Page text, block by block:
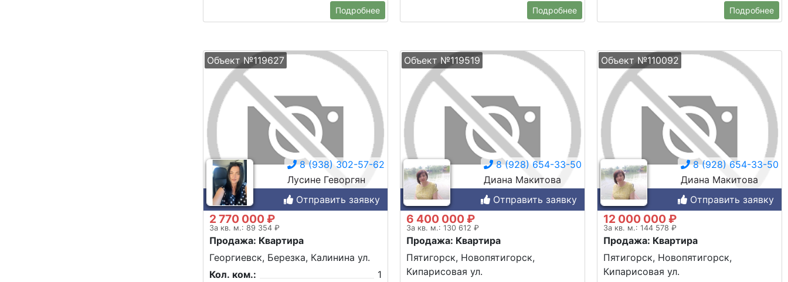
Подробнее Подробнее Подробнее
Объект №119627
8 (938) 302-57-62
Лусине Геворгян
Отправить заявку
2 770 000 ₽
За кв. м.: 89 354 ₽
Продажа: Квартира
Георгиевск, Березка, Калинина ул.
Кол. ком.:
1
Объект №119519
8 (928) 654-33-50
Диана Макитова
Отправить заявку
6 400 000 ₽
За кв. м.: 130 612 ₽
Продажа: Квартира
Пятигорск, Новопятигорск,
Кипарисовая ул.
Объект №110092
8 (928) 654-33-50
Диана Макитова
Отправить заявку
12 000 000 ₽
За кв. м.: 144 578 ₽
Продажа: Квартира
Пятигорск, Новопятигорск,
Кипарисовая ул.